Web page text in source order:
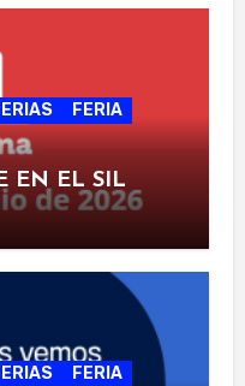
FERIA
EN EL SIL
FERIA